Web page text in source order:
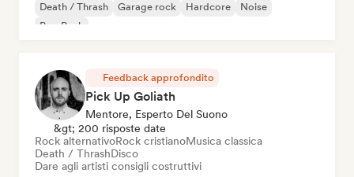
Death / Thrash
Garage rock Hardcore
Noise
Pop Punk
Feedback approfondito
Pick Up Goliath
Mentore, Esperto Del Suono
&gt; 200 risposte date
Rock alternativoRock cristianoMusica classica
Death / ThrashDisco
Dare agli artisti consigli costruttivi